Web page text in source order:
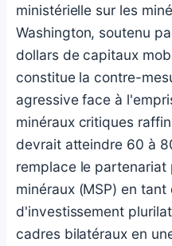
ministérielle sur les
Washington, soutenu
dollars de capitaux
constitue la contre-
agressive face à
minéraux critiques
devrait atteindre 60 à
remplace le partenariat
minéraux (MSP) en
d'investissement
cadres bilatéraux en